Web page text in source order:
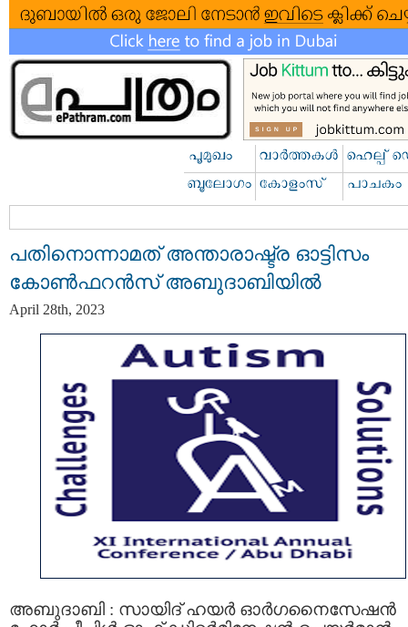
പതിനൊന്നാമത് അന്താരാഷ്ട്ര ഓട്ടിസം
കോൺഫറൻസ് അബുദാബിയില്‍
April 28th, 2023
അബുദാബി : സായിദ് ഹയർ ഓർഗനൈസേഷൻ